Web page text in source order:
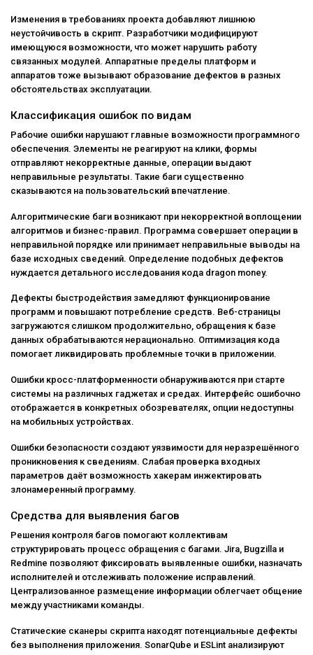
Изменения в требованиях проекта добавляют лишнюю
неустойчивость в скрипт. Разработчики модифицируют
имеющуюся возможности, что может нарушить работу
связанных модулей. Аппаратные пределы платформ и
аппаратов тоже вызывают образование дефектов в разных
обстоятельствах эксплуатации.
Классификация ошибок по видам
Рабочие ошибки нарушают главные возможности программного
обеспечения. Элементы не реагируют на клики, формы
отправляют некорректные данные, операции выдают
неправильные результаты. Такие баги существенно
сказываются на пользовательский впечатление.
Алгоритмические баги возникают при некорректной воплощении
алгоритмов и бизнес-правил. Программа совершает операции в
неправильной порядке или принимает неправильные выводы на
базе исходных сведений. Определение подобных дефектов
нуждается детального исследования кода dragon money.
Дефекты быстродействия замедляют функционирование
программ и повышают потребление средств. Веб-страницы
загружаются слишком продолжительно, обращения к базе
данных обрабатываются нерационально. Оптимизация кода
помогает ликвидировать проблемные точки в приложении.
Ошибки кросс-платформенности обнаруживаются при старте
системы на различных гаджетах и средах. Интерфейс ошибочно
отображается в конкретных обозревателях, опции недоступны
на мобильных устройствах.
Ошибки безопасности создают уязвимости для неразрешённого
проникновения к сведениям. Слабая проверка входных
параметров даёт возможность хакерам инжектировать
злонамеренный программу.
Средства для выявления багов
Решения контроля багов помогают коллективам
структурировать процесс обращения с багами. Jira, Bugzilla и
Redmine позволяют фиксировать выявленные ошибки, назначать
исполнителей и отслеживать положение исправлений.
Централизованное размещение информации облегчает общение
между участниками команды.
Статические сканеры скрипта находят потенциальные дефекты
без выполнения приложения. SonarQube и ESLint анализируют